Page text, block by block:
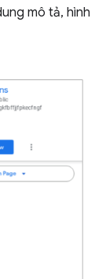
mô tả, hình